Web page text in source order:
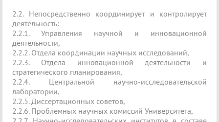
2.2. Непосредственно координирует и контролирует
деятельность:
2.2.1. Управления научной и инновационной
деятельности,
2.2.2. Отдела координации научных исследований,
2.2.3. Отдела инновационной деятельности и
стратегического планирования,
2.2.4. Центральной научно-исследовательской
лаборатории,
2.2.5. Диссертационных советов,
2.2.6. Проблемных научных комиссий Университета,